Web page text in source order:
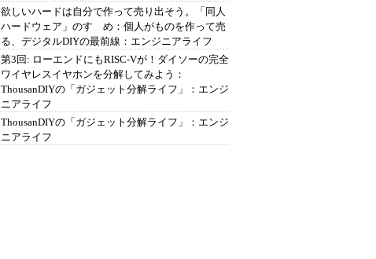
欲しいハードは自分で作って売り出そう。「同人
ハードウェア」のすゝめ：個人がものを作って売
る、デジタルDIYの最前線：エンジニアライフ
第3回: ローエンドにもRISC-Vが！ダイソーの完全
ワイヤレスイヤホンを分解してみよう：
ThousanDIYの「ガジェット分解ライフ」：エンジ
ニアライフ
ThousanDIYの「ガジェット分解ライフ」：エンジ
ニアライフ